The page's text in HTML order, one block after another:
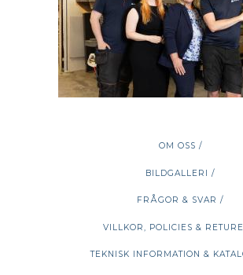
OM OSS /
BILDGALLERI /
FRÅGOR & SVAR /
VILLKOR, POLICIES &
TEKNISK INFORMATION &